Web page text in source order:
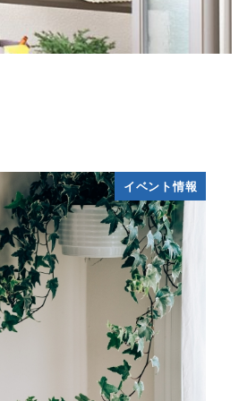
イベント情報